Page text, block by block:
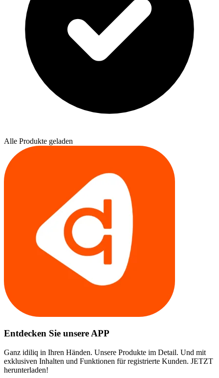
Alle Produkte geladen
Entdecken Sie unsere APP
Ganz idiliq in Ihren Händen. Unsere Produkte im Detail. Und mit
exklusiven Inhalten und Funktionen für registrierte Kunden. JETZT
herunterladen!